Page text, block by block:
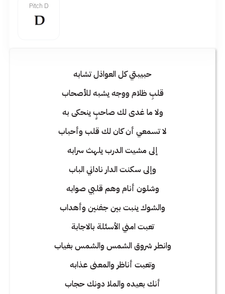
Pitch D
حبيبتي كل العواذل تشابه
قلبِ ظلام ووجه يشبه للأصحاب
ولا ما غدى لك صاحبٍ ينحكى به
لا تسمعي أن كان لك قلب وأحباب
إلى مشيت الدرب يلهث سرابه
وإلى سكنت الدار ناداني الباب
وشلون أنام وهم قلبي صوابه
والشوك ينبت بين جفنين وأهداب
تعبت امني الأسئلة بالاجابة
وانطر شروق الشمس والشمس بغياب
وتعبت أناظر والمعنى عذابه
أنك بعيده والملا دونك حجاب